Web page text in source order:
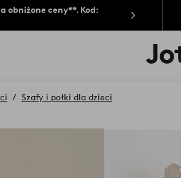
obniżone ceny**. Kod:
Logo
Jotex
Szafy i połki dla dzieci